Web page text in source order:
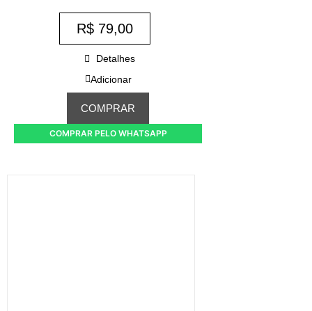
R$79,00
Detalhes
Adicionar
COMPRAR
COMPRAR PELO WHATSAPP